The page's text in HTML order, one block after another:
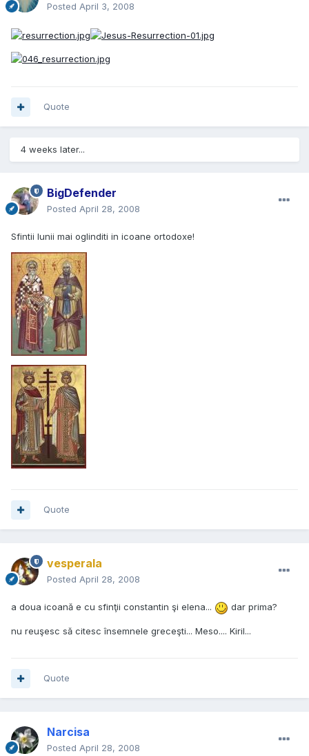
Posted April 3, 2008
Quote
4 weeks later...
BigDefender
Posted April 28, 2008
Sfintii lunii mai oglinditi in icoane ortodoxe!
Quote
vesperala
Posted April 28, 2008
a doua icoană e cu sfinţii constantin şi elena... dar prima?
nu reuşesc să citesc însemnele greceşti... Meso.... Kiril...
Quote
Narcisa
Posted April 28, 2008